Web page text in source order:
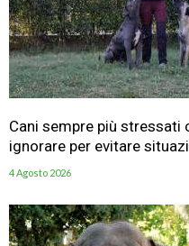
Cani sempre più stressati
ignorare per evitare
4 Agosto 2026